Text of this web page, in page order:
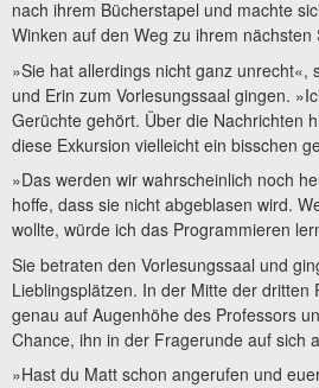
nach ihrem Bücherstapel und machte
Winken auf den Weg zu ihrem nächsten
»Sie hat allerdings nicht ganz unrecht«,
und Erin zum Vorlesungssaal gingen.
Gerüchte gehört. Über die Nachrichten
diese Exkursion vielleicht ein bisschen
»Das werden wir wahrscheinlich noch
hoffe, dass sie nicht abgeblasen wird.
wollte, würde ich das Programmieren
Sie betraten den Vorlesungssaal und
Lieblingsplätzen. In der Mitte der dritten
genau auf Augenhöhe des Professors
Chance, ihn in der Fragerunde auf sich
»Hast du Matt schon angerufen und